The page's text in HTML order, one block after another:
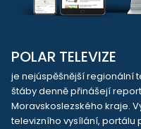
POLAR TELEVIZE
je nejúspěšnější regionální
štáby denně přinášejí
Moravskoslezského kraje.
televizního vysílání, portálu